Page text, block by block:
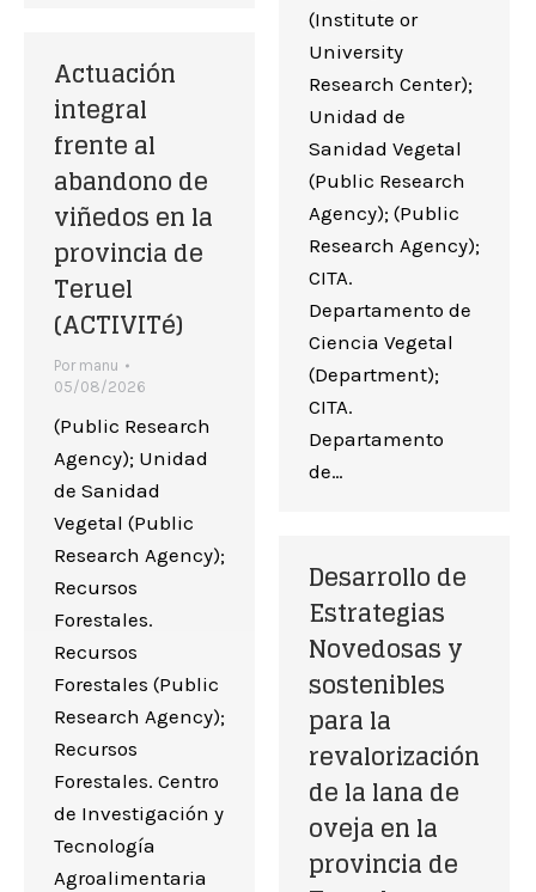
(Institute or
University
Research Center);
Unidad de
Sanidad Vegetal
(Public Research
Agency); (Public
Research Agency);
CITA.
Departamento de
Ciencia Vegetal
(Department);
CITA.
Departamento
de…
Actuación
integral
frente al
abandono de
viñedos en la
provincia de
Teruel
(ACTIVITé)
Por manu
05/08/2026
(Public Research
Agency); Unidad
de Sanidad
Vegetal (Public
Research Agency);
Recursos
Forestales.
Recursos
Forestales (Public
Research Agency);
Recursos
Forestales. Centro
de Investigación y
Tecnología
Agroalimentaria
Desarrollo de
Estrategias
Novedosas y
sostenibles
para la
revalorización
de la lana de
oveja en la
provincia de